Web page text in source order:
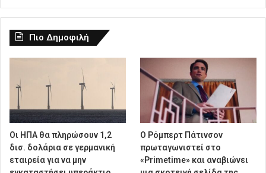
Πιο Δημοφιλή
Οι ΗΠΑ θα πληρώσουν 1,2
δισ. δολάρια σε γερμανική
εταιρεία για να μην
Ο Ρόμπερτ Πάτινσον
πρωταγωνιστεί στο
«Primetime» και αναβιώνει